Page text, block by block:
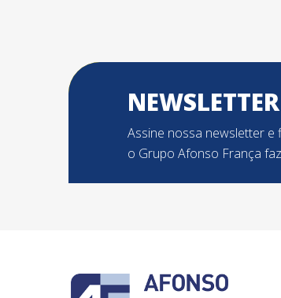
NEWSLETTER
Assine nossa newsletter
o Grupo Afonso França